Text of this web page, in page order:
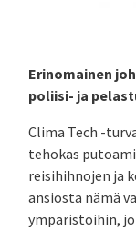
Erinomainen
poliisi- ja
Clima Tech -
tehokas
reisihihnojen ja
ansiosta nämä
ympäristöihin,